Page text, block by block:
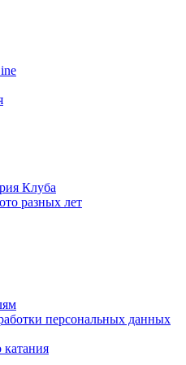
Клуба
разных лет
персональных данных
катания